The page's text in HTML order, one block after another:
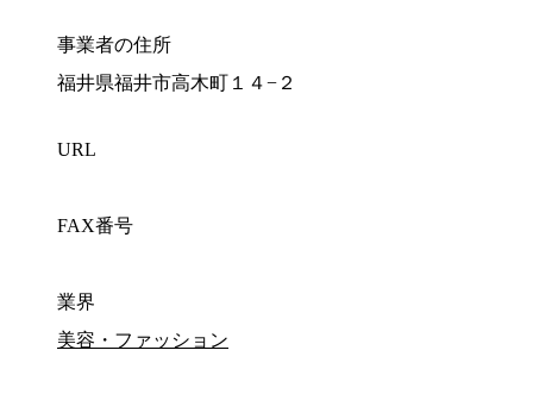
事業者の住所
福井県福井市高木町１４−２
URL
FAX番号
業界
美容・ファッション